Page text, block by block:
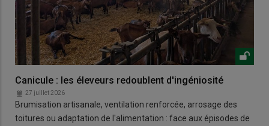
Canicule : les éleveurs redoublent d'ingéniosité
27 juillet 2026
Brumisation artisanale, ventilation renforcée, arrosage des
toitures ou adaptation de l'alimentation : face aux épisodes de